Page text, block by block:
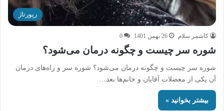
رپورتاژ
کاشمر سلام 26 بهمن 1401 0
شوره سر چیست و چگونه درمان می‌شود؟
شوره سر چیست و چگونه درمان می‌شود؟ شوره سر و راه‌های درمان
آن یکی از معضلات آقایان و خانم‌ها بعد…
بیشتر بخوانید »